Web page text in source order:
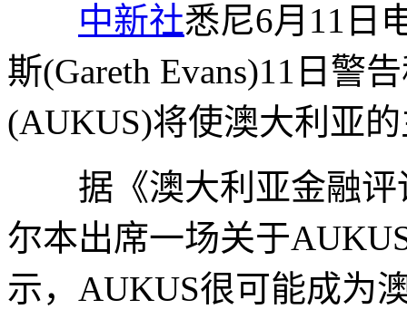
中新社悉尼6月11日
斯(Gareth Evans)11日警
(AUKUS)将使澳大利亚
据《澳大利亚金融评
尔本出席一场关于
示，AUKUS很可能成为